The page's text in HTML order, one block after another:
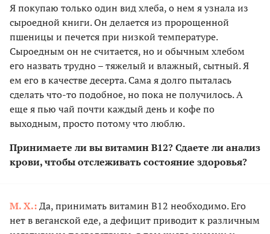
Я покупаю только один вид хлеба, о нем я узнала из
сыроедной книги. Он делается из пророщенной
пшеницы и печется при низкой температуре.
Сыроедным он не считаетcя, но и обычным хлебом
его назвать трудно – тяжелый и влажный, сытный. Я
ем его в качестве десерта. Сама я долго пыталась
сделать что-то подобное, но пока не получилось. А
еще я пью чай почти каждый день и кофе по
выходным, просто потому что люблю.
Принимаете ли вы витамин В12? Сдаете ли анализ
крови, чтобы отслеживать состояние здоровья?
М. Х.:Да, принимать витамин B12 необходимо. Его
нет в веганской еде, а дефицит приводит к различным